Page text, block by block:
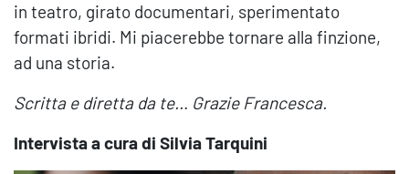
in teatro, girato documentari, sperimentato
formati ibridi. Mi piacerebbe tornare alla finzione,
ad una storia.
Scritta e diretta da te… Grazie Francesca.
Intervista a cura di Silvia Tarquini